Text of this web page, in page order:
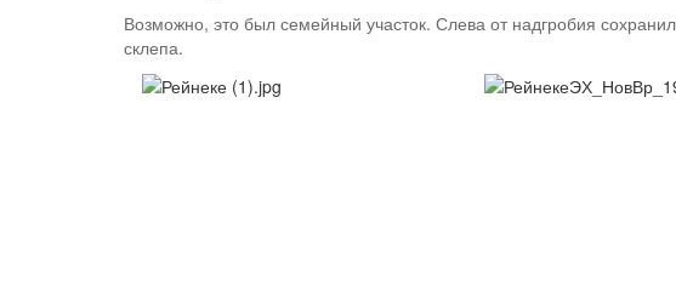
Возможно, это был семейный участок. Слева от надгробия
склепа.